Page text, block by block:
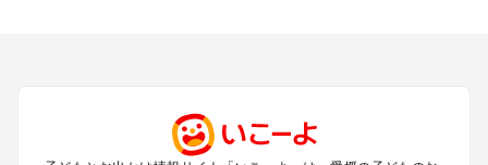
西条・新居浜・東予・石鎚山のプールお出かけ